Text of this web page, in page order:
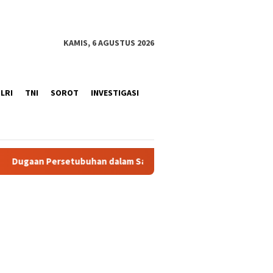
KAMIS, 6 AGUSTUS 2026
TNI SOROT INVESTIGASI
dalam Satu Ikatan, Polres Sukabumi Kota Tetapkan